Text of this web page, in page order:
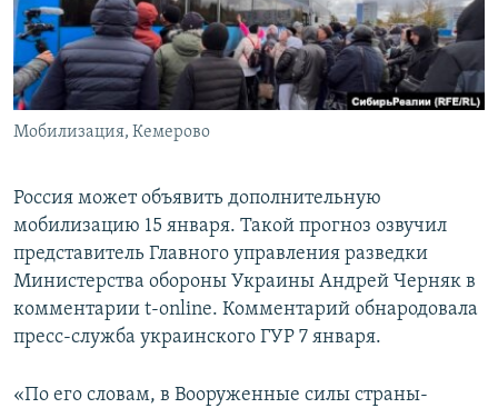
ПОБЕДИТЕЛЕЙ НЕ СУДЯТ?
КРЫМ.НЕПОКОРЕННЫЙ
УКРАИНСКАЯ ПРОБЛЕМА КРЫМА
ПРИСОЕДИНЯЙТЕСЬ!
Мобилизация, Кемерово
Россия может объявить дополнительную
мобилизацию 15 января. Такой прогноз озвучил
представитель Главного управления разведки
Министерства обороны Украины Андрей Черняк в
комментарии t-online. Комментарий обнародовала
пресс-служба украинского ГУР 7 января.
«По его словам, в Вооруженные силы страны-